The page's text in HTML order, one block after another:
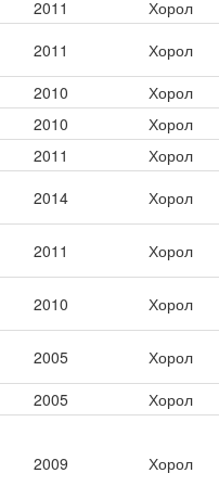
2011
Хорол
2011
Хорол
2010
Хорол
2010
Хорол
2011
Хорол
2014 Хорол
2011 Хорол
2010 Хорол
2005
Хорол
2005 Хорол
2009 Хорол